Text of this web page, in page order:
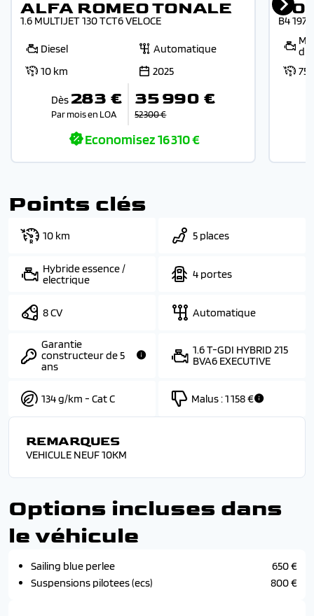
ALFA ROMEO TONALE
1.6 MULTIJET 130 TCT6 VELOCE
Diesel
Automatique
10 km
2025
Dès 283 €
Par mois en LOA
35 990 €
52 300 €
Economisez16 310 €
B4 197
Points clés
10 km 5 places
Hybride essence /
electrique
4 portes
8 CV Automatique
Garantie
constructeur de 5
ans
1.6 T-GDI HYBRID 215
BVA6 EXECUTIVE
134 g/km - Cat C Malus :1 158 €
REMARQUES
VEHICULE NEUF 10KM
Options incluses dans
le véhicule
Sailing blue perlee
650 €
Suspensions pilotees (ecs)
800 €